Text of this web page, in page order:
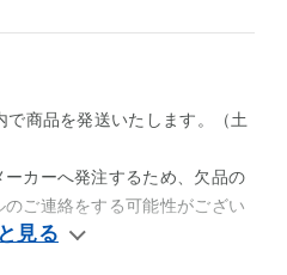
商品を発送いたします。（土
カーへ発注するため、欠品の
ご連絡をする可能性がござい